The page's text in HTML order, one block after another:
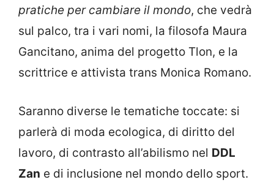
pratiche per cambiare il mondo, che vedrà
sul palco, tra i vari nomi, la filosofa Maura
Gancitano, anima del progetto Tlon, e la
scrittrice e attivista trans Monica Romano.
Saranno diverse le tematiche toccate: si
parlerà di moda ecologica, di diritto del
lavoro, di contrasto all’abilismo nel DDL
Zan e di inclusione nel mondo dello sport.